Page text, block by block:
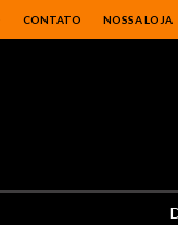
CONTATO NOSSA LOJA